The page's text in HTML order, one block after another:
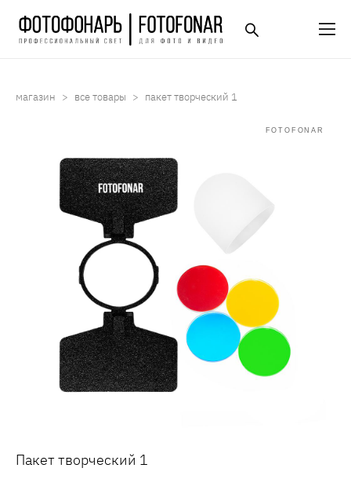
магазин > все товары > пакет творческий 1
FOTOFONAR
Пакет творческий 1